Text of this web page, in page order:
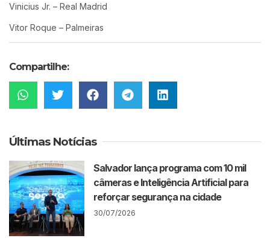
Vinicius Jr. – Real Madrid
Vitor Roque – Palmeiras
Compartilhe:
Últimas Notícias
Salvador lança programa com 10 mil
câmeras e Inteligência Artificial para
reforçar segurança na cidade
30/07/2026